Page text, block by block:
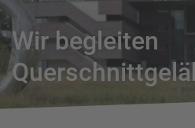
Wir begleiten